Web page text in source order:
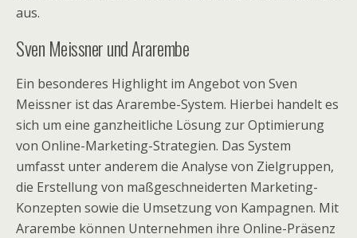
aus.
Sven Meissner und Ararembe
Ein besonderes Highlight im Angebot von Sven
Meissner ist das Ararembe-System. Hierbei handelt es
sich um eine ganzheitliche Lösung zur Optimierung
von Online-Marketing-Strategien. Das System
umfasst unter anderem die Analyse von Zielgruppen,
die Erstellung von maßgeschneiderten Marketing-
Konzepten sowie die Umsetzung von Kampagnen. Mit
Ararembe können Unternehmen ihre Online-Präsenz